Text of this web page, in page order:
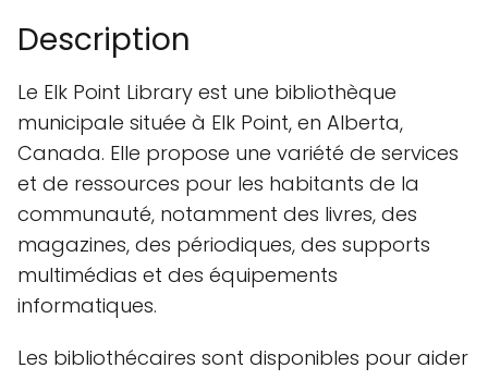
Description
Le Elk Point Library est une bibliothèque
municipale située à Elk Point, en Alberta,
Canada. Elle propose une variété de services
et de ressources pour les habitants de la
communauté, notamment des livres, des
magazines, des périodiques, des supports
multimédias et des équipements
informatiques.
Les bibliothécaires sont disponibles pour aider